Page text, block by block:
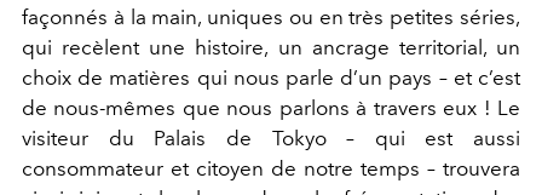
façonnés à la main, uniques ou en très petites séries,
qui recèlent une histoire, un ancrage territorial, un
choix de matières qui nous parle d’un pays – et c’est
de nous-mêmes que nous parlons à travers eux ! Le
visiteur du Palais de Tokyo – qui est aussi
consommateur et citoyen de notre temps – trouvera